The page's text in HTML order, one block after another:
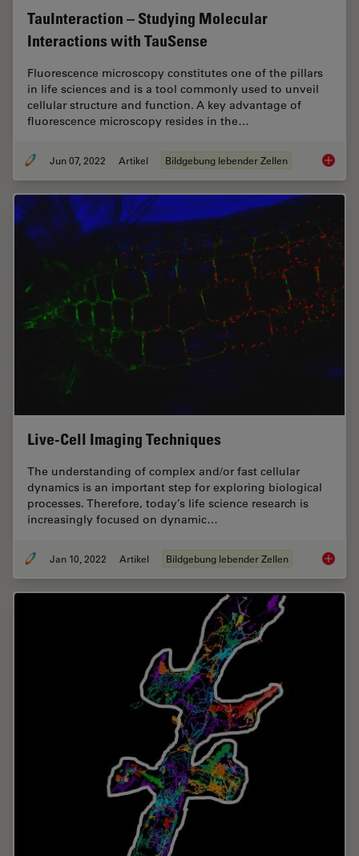
TauInteraction – Studying Molecular
Interactions with TauSense
Fluorescence microscopy constitutes one of the pillars
in life sciences and is a tool commonly used to unveil
cellular structure and function. A key advantage of
fluorescence microscopy resides in the…
Jun 07, 2022 Artikel Bildgebung lebender Zellen
Live-Cell Imaging Techniques
The understanding of complex and/or fast cellular
dynamics is an important step for exploring biological
processes. Therefore, today’s life science research is
increasingly focused on dynamic…
Jan 10, 2022 Artikel Bildgebung lebender Zellen Live-